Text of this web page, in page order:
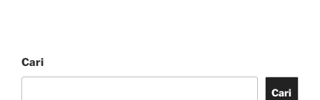
Cari
Cari